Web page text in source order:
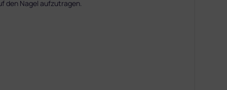
den Nagel aufzutragen.